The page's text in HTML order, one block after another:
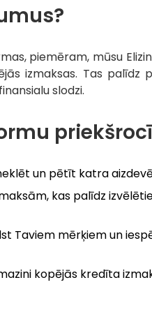
piemēram, mūsu
izmaksas. Tas
slodzi.
un pētīt katra
kas palīdz
Taviem mērķiem un
kopējās kredīta